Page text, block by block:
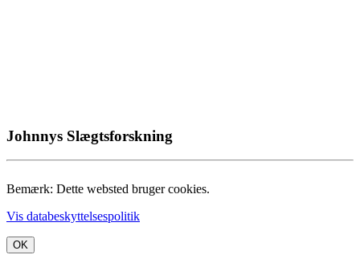
Johnnys Slægtsforskning
Bemærk: Dette websted bruger cookies.
Vis databeskyttelsespolitik
OK